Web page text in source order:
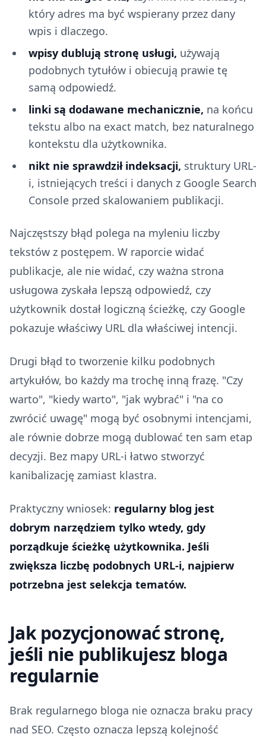
który adres ma być wspierany przez dany
wpis i dlaczego.
wpisy dublują stronę usługi, używają
podobnych tytułów i obiecują prawie tę
samą odpowiedź.
linki są dodawane mechanicznie, na końcu
tekstu albo na exact match, bez naturalnego
kontekstu dla użytkownika.
nikt nie sprawdził indeksacji, struktury URL-
i, istniejących treści i danych z Google Search
Console przed skalowaniem publikacji.
Najczęstszy błąd polega na myleniu liczby
tekstów z postępem. W raporcie widać
publikacje, ale nie widać, czy ważna strona
usługowa zyskała lepszą odpowiedź, czy
użytkownik dostał logiczną ścieżkę, czy Google
pokazuje właściwy URL dla właściwej intencji.
Drugi błąd to tworzenie kilku podobnych
artykułów, bo każdy ma trochę inną frazę. "Czy
warto", "kiedy warto", "jak wybrać" i "na co
zwrócić uwagę" mogą być osobnymi intencjami,
ale równie dobrze mogą dublować ten sam etap
decyzji. Bez mapy URL-i łatwo stworzyć
kanibalizację zamiast klastra.
Praktyczny wniosek: regularny blog jest
dobrym narzędziem tylko wtedy, gdy
porządkuje ścieżkę użytkownika. Jeśli
zwiększa liczbę podobnych URL-i, najpierw
potrzebna jest selekcja tematów.
Jak pozycjonować stronę,
jeśli nie publikujesz bloga
regularnie
Brak regularnego bloga nie oznacza braku pracy
nad SEO. Często oznacza lepszą kolejność